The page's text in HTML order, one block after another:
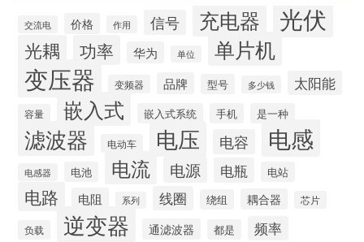
交流电 价格 作用 信号 充电器 光伏
光耦 功率 华为 单位 单片机
变压器 变频器 品牌 型号 多少钱 太阳能
容量 嵌入式 嵌入式系统 手机 是一种
滤波器 电动车 电压 电容 电感
电感器 电池 电流 电源 电瓶 电站
电路 电阻 系列 线圈 绕组 耦合器 芯片
负载 逆变器 通滤波器 都是 频率